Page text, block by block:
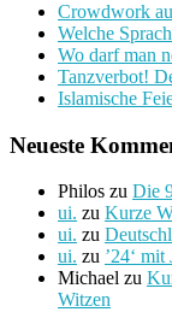
Crowdwork
Welche
Wo darf man
Tanzverbot!
Islamische
Neueste
Philos zu Die
ui. zu Kurze
ui. zu
ui. zu ’24‘
Michael zu
Witzen